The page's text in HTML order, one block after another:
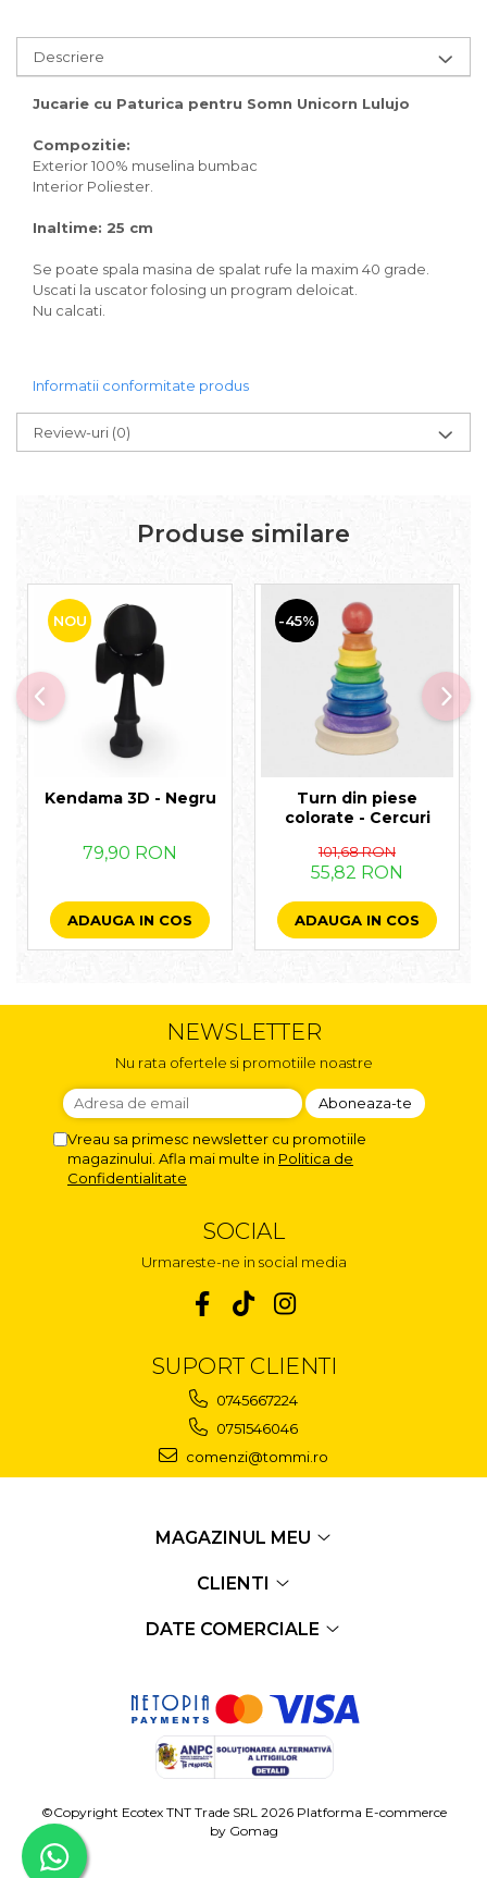
Descriere
Jucarie cu Paturica pentru Somn Unicorn Lulujo
Compozitie:
Exterior 100% muselina bumbac
Interior Poliester.
Inaltime: 25 cm
Se poate spala masina de spalat rufe la maxim 40 grade.
Uscati la uscator folosing un program deloicat.
Nu calcati.
Informatii conformitate produs
Review-uri (0)
Produse similare
NOU
Kendama 3D - Negru
79,90 RON
ADAUGA IN COS
-45%
Turn din piese
colorate - Cercuri
101,68 RON
55,82 RON
ADAUGA IN COS
NEWSLETTER
Nu rata ofertele si promotiile noastre
Vreau sa primesc newsletter cu promotiile
magazinului. Afla mai multe in Politica de
Confidentialitate
SOCIAL
Urmareste-ne in social media
SUPORT CLIENTI
0745667224
0751546046
comenzi@tommi.ro
MAGAZINUL MEU
CLIENTI
DATE COMERCIALE
©Copyright Ecotex TNT Trade SRL 2026 Platforma E-commerce
by Gomag